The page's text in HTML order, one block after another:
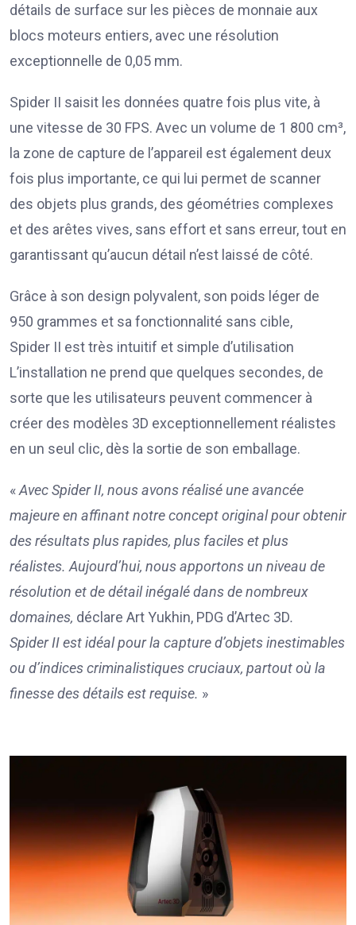
détails de surface sur les pièces de monnaie aux
blocs moteurs entiers, avec une résolution
exceptionnelle de 0,05 mm.
Spider II saisit les données quatre fois plus vite, à
une vitesse de 30 FPS. Avec un volume de 1 800 cm³,
la zone de capture de l’appareil est également deux
fois plus importante, ce qui lui permet de scanner
des objets plus grands, des géométries complexes
et des arêtes vives, sans effort et sans erreur, tout en
garantissant qu’aucun détail n’est laissé de côté.
Grâce à son design polyvalent, son poids léger de
950 grammes et sa fonctionnalité sans cible,
Spider II est très intuitif et simple d’utilisation
L’installation ne prend que quelques secondes, de
sorte que les utilisateurs peuvent commencer à
créer des modèles 3D exceptionnellement réalistes
en un seul clic, dès la sortie de son emballage.
«Avec Spider II, nous avons réalisé une avancée
majeure en affinant notre concept original pour obtenir
des résultats plus rapides, plus faciles et plus
réalistes. Aujourd’hui, nous apportons un niveau de
résolution et de détail inégalé dans de nombreux
domaines, déclare Art Yukhin, PDG d’Artec 3D.
Spider II est idéal pour la capture d’objets inestimables
ou d’indices criminalistiques cruciaux, partout où la
finesse des détails est requise. »